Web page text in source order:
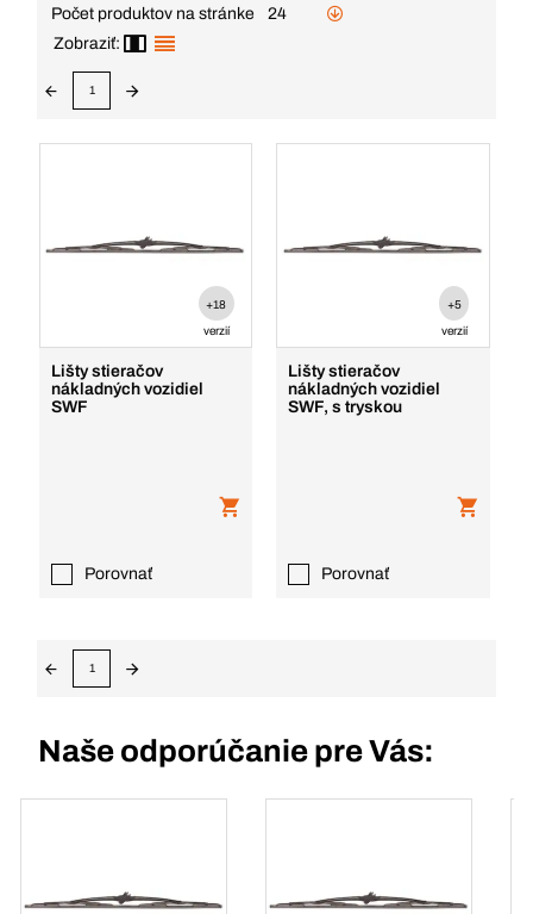
Počet produktov na stránke
24
Zobraziť:
1
+18
verzií
Lišty stieračov
nákladných vozidiel
SWF
Porovnať
+5
verzií
Lišty stieračov
nákladných vozidiel
SWF, s tryskou
Porovnať
1
Naše odporúčanie pre Vás: